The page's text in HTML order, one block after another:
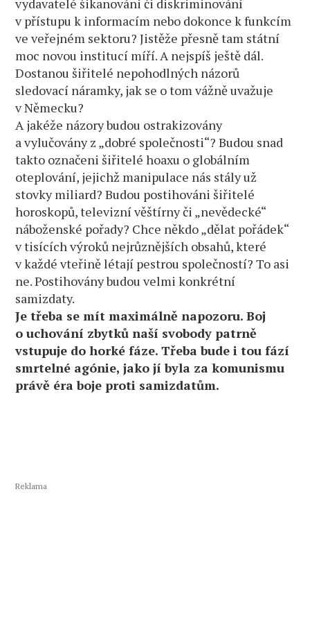
v přístupu k informacím nebo dokonce k funkcím
ve veřejném sektoru? Jistěže přesně tam státní
moc novou institucí míří. A nejspíš ještě dál.
Dostanou šiřitelé nepohodlných názorů
sledovací náramky, jak se o tom vážně uvažuje
v Německu?
A jakéže názory budou ostrakizovány
a vylučovány z „dobré společnosti“? Budou snad
takto označeni šiřitelé hoaxu o globálním
oteplování, jejichž manipulace nás stály už
stovky miliard? Budou postihováni šiřitelé
horoskopů, televizní věštírny či „nevědecké“
náboženské pořady? Chce někdo „dělat pořádek“
v tisících výroků nejrůznějších obsahů, které
v každé vteřině létají pestrou společností? To asi
ne. Postihovány budou velmi konkrétní
samizdaty.
Je třeba se mít maximálně napozoru. Boj
o uchování zbytků naší svobody patrně
vstupuje do horké fáze. Třeba bude i tou fází
smrtelné agónie, jako jí byla za komunismu
právě éra boje proti samizdatům.
Reklama